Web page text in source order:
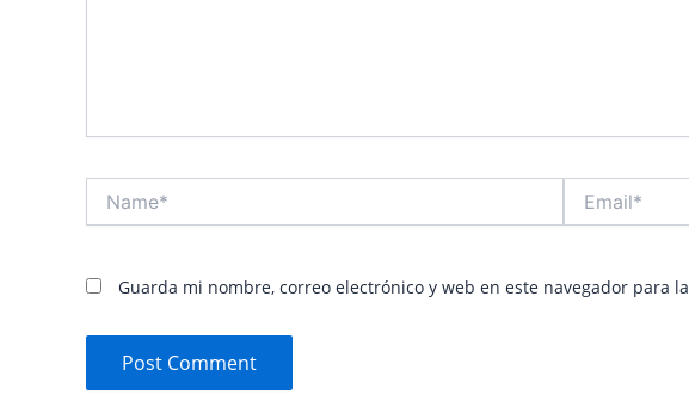
Guarda mi nombre, correo electrónico y web en este navegador para